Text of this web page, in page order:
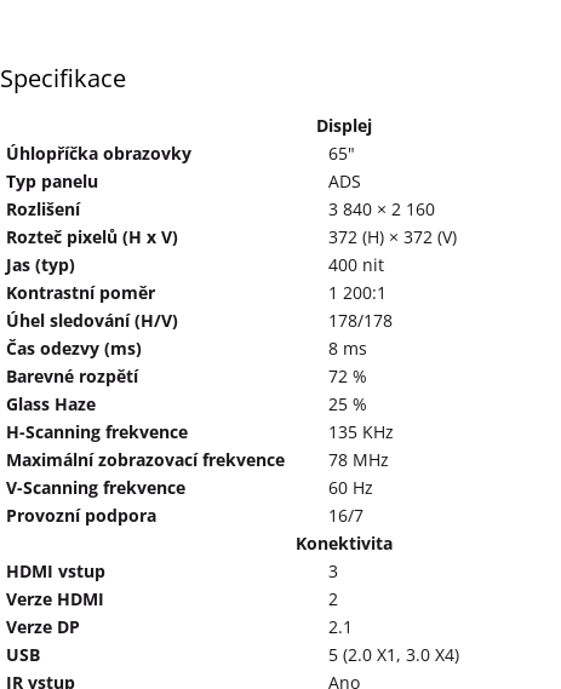
Specifikace
Displej
Úhlopříčka obrazovky
65"
Typ panelu
ADS
Rozlišení
3 840 × 2 160
Rozteč pixelů (H x V)
372 (H) × 372 (V)
Jas (typ)
400 nit
Kontrastní poměr
1 200:1
Úhel sledování (H/V)
178/178
Čas odezvy (ms)
8 ms
Barevné rozpětí
72 %
Glass Haze
25 %
H-Scanning frekvence
135 KHz
Maximální zobrazovací frekvence
78 MHz
V-Scanning frekvence
60 Hz
Provozní podpora
16/7
Konektivita
HDMI vstup
3
Verze HDMI
2
Verze DP
2.1
USB
5 (2.0 X1, 3.0 X4)
IR vstup
Ano